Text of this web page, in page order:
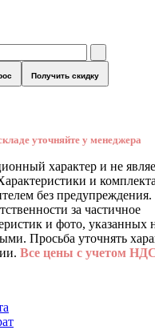
Получить скидку
уточняйте у менеджера
характер и не
и
без
за частичное
и фото, указанных
Просьба уточнять
Все цены с учетом